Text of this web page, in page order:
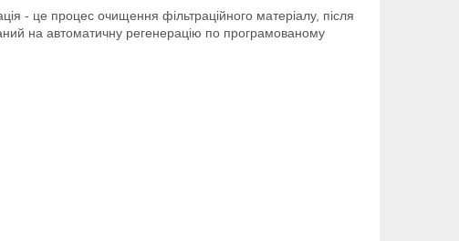
- це процес очищення фільтраційного матеріалу, після
на автоматичну регенерацію по програмованому